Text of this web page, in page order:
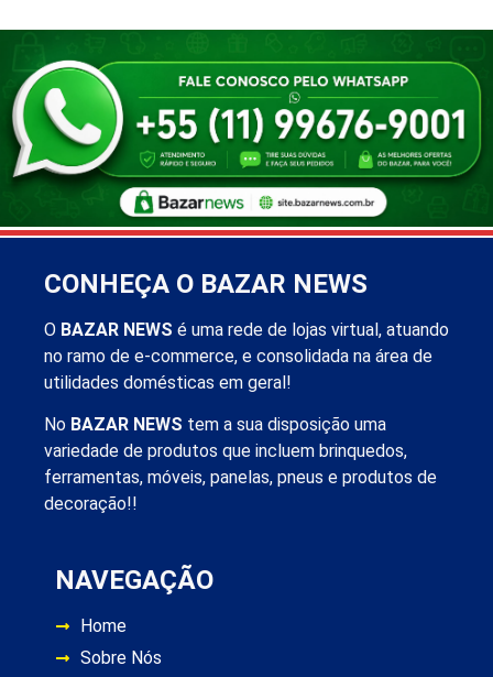
CONHEÇA O BAZAR NEWS
O BAZAR NEWS é uma rede de lojas virtual, atuando
no ramo de e-commerce, e consolidada na área de
utilidades domésticas em geral!
No BAZAR NEWS tem a sua disposição uma
variedade de produtos que incluem brinquedos,
ferramentas, móveis, panelas, pneus e produtos de
decoração!!
NAVEGAÇÃO
Home
Sobre Nós